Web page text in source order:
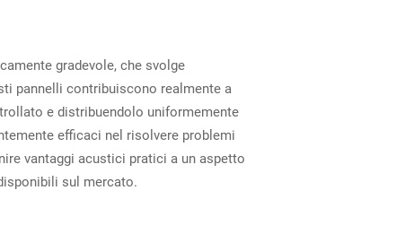
gradevole, che svolge
pannelli contribuiscono realmente a
e distribuendolo uniformemente
efficaci nel risolvere problemi
vantaggi acustici pratici a un aspetto
sul mercato.